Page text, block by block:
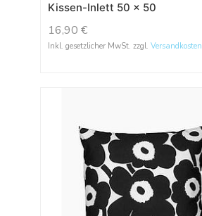
Kissen-Inlett 50 x 50
16,90 €
Inkl. gesetzlicher MwSt. zzgl. Versandkosten